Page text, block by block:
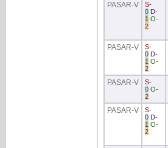
PASAR-V S-
0 D-
1 O-
2
PASAR-V S-
0 D-
1 O-
2
PASAR-V S-
0 O-
2
PASAR-V S-
0 D-
1 O-
2